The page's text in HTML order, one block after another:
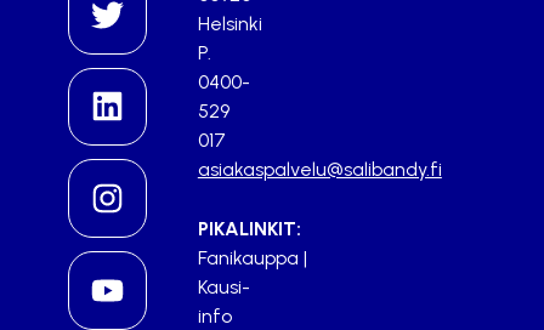
Helsinki
P.
0400-
529
017
asiakaspalvelu@salibandy.fi
PIKALINKIT:
Fanikauppa |
Kausi-
info